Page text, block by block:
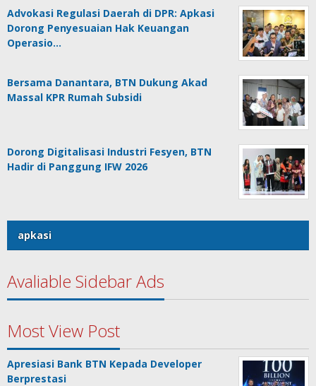
Advokasi Regulasi Daerah di DPR: Apkasi
Dorong Penyesuaian Hak Keuangan
Operasio…
Bersama Danantara, BTN Dukung Akad
Massal KPR Rumah Subsidi
Dorong Digitalisasi Industri Fesyen, BTN
Hadir di Panggung IFW 2026
apkasi
Avaliable Sidebar Ads
Most View Post
Apresiasi Bank BTN Kepada Developer
Berprestasi